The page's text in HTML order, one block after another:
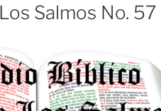
Salmos No. 57